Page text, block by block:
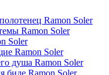
Ramon Soler
Ramon Soler
Soler
Ramon Soler
душа Ramon Soler
биде Ramon Soler